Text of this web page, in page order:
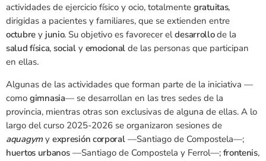
actividades de ejercicio físico y ocio, totalmente gratuitas,
dirigidas a pacientes y familiares, que se extienden entre
octubrey junio. Su objetivo es favorecer eldesarrollode la
salud física, socialy emocionalde las personas que participan
en ellas.
Algunas de las actividades que forman parte de la iniciativa —
como gimnasia— se desarrollan en las tres sedes de la
provincia, mientras otras son exclusivas de alguna de ellas. A lo
largo del curso 2025-2026 se organizaron sesiones de
aquagymy expresión corporal—Santiago de Compostela—;
huertos urbanos—Santiago de Compostela y Ferrol—; frontenis,